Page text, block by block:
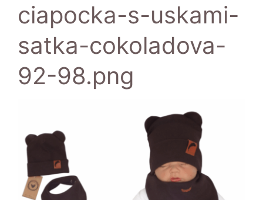
ciapocka-s-uskami-
satka-cokoladova-
92-98.png